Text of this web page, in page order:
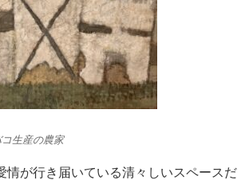
生産の農家
情が行き届いている清々しいスペースだ